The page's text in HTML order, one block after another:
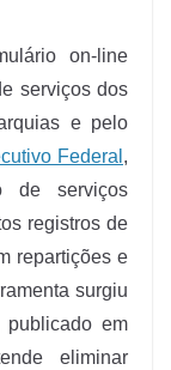
on-line
serviços dos
e pelo
Federal ,
de serviços
registros de
repartições e
surgiu
publicado em
eliminar